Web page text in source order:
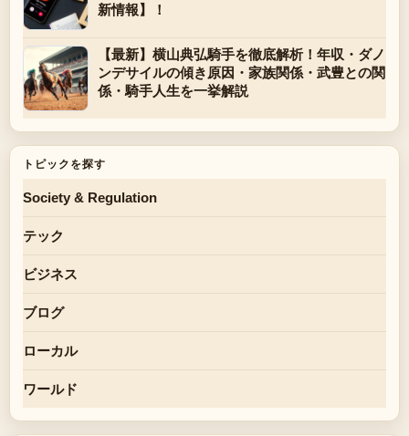
新情報】！
【最新】横山典弘騎手を徹底解析！年収・ダノ
ンデサイルの傾き原因・家族関係・武豊との関
係・騎手人生を一挙解説
トピックを探す
Society & Regulation
テック
ビジネス
ブログ
ローカル
ワールド